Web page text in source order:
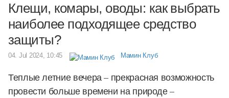
Клещи, комары, оводы: как выбрать
наиболее подходящее средство
защиты?
04. Jul 2024, 10:45 Мамин Клуб
Теплые летние вечера – прекрасная возможность
провести больше времени на природе –